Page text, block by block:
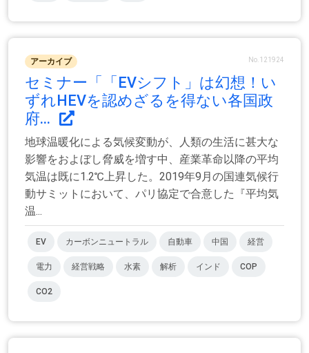
アーカイブ No.121924
セミナー「「EVシフト」は幻想！い
ずれHEVを認めざるを得ない各国政
府...
地球温暖化による気候変動が、人類の生活に甚大な
影響をおよぼし脅威を増す中、産業革命以降の平均
気温は既に1.2℃上昇した。2019年9月の国連気候行
動サミットにおいて、パリ協定で合意した『平均気
温...
EV カーボンニュートラル 自動車 中国 経営
電力 経営戦略 水素 解析 インド COP
CO2